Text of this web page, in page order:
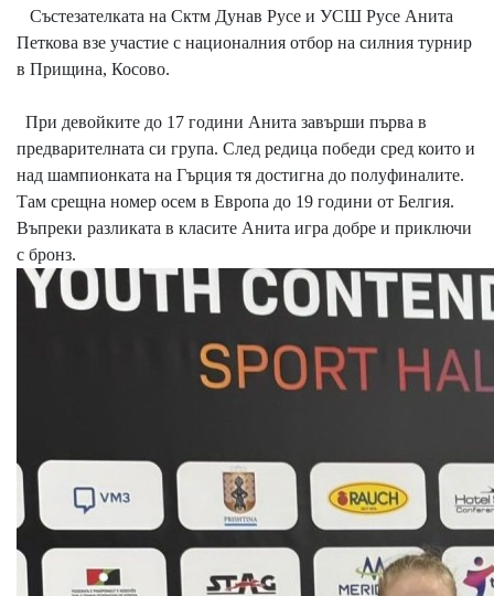
Състезателката на Сктм Дунав Русе и УСШ Русе Анита
Петкова взе участие с националния отбор на силния турнир
в Прищина, Косово.
При девойките до 17 години Анита завърши първа в
предварителната си група. След редица победи сред които и
над шампионката на Гърция тя достигна до полуфиналите.
Там срещна номер осем в Европа до 19 години от Белгия.
Въпреки разликата в класите Анита игра добре и приключи
с бронз.